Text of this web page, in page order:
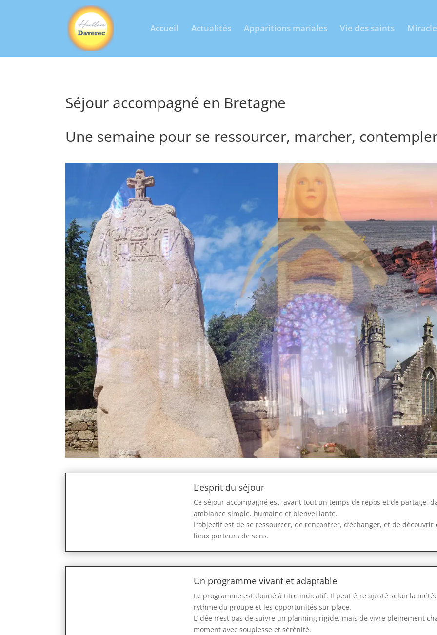
Accueil Actualités Apparitions mariales Vie des saints
Séjour accompagné en Bretagne
Une semaine pour se ressourcer, marcher,
L’esprit du séjour
Ce séjour accompagné est avant tout un temps de repos et de partage,
ambiance simple, humaine et bienveillante.
L’objectif est de se ressourcer, de rencontrer, d’échanger, et de découvrir
lieux porteurs de sens.
Un programme vivant et adaptable
Le programme est donné à titre indicatif. Il peut être ajusté selon la
rythme du groupe et les opportunités sur place.
L’idée n’est pas de suivre un planning rigide, mais de vivre pleinement
moment avec souplesse et sérénité.